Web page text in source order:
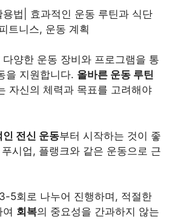
용법| 효과적인 운동 루틴과 식단
트니스, 운동 계획
양한 운동 장비와 프로그램을 통
을 지원합니다. 올바른 운동 루틴
자신의 체력과 목표를 고려해야
인 전신 운동부터 시작하는 것이 좋
시업, 플랭크와 같은 운동으로 근
5회로 나누어 진행하며, 적절한
회복의 중요성을 간과하지 않는